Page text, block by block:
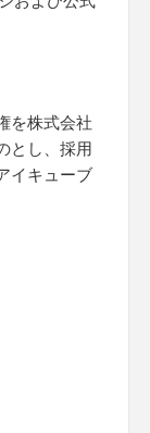
を株式会社
とし、採用
イキューブ